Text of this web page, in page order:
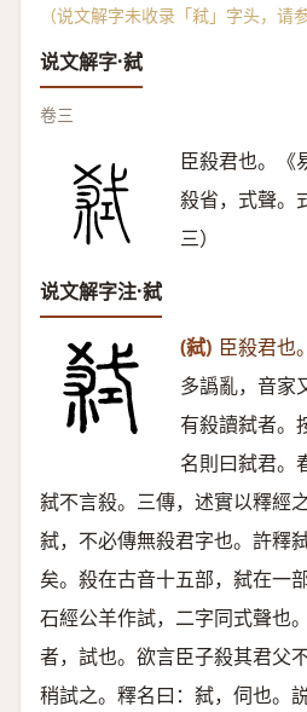
（说文解字未收录「弒」字头，请
说文解字·弑
卷三
臣殺君也。《
殺省，式聲
三）
说文解字注·弑
(弑) 臣殺君也。
多譌亂，音家
有殺讀弑者。
名則曰弑君。
弑不言殺。三傳，述實以釋經
弑，不必傳無殺君字也。許釋
矣。殺在古音十五部，弑在一
石經公羊作試，二字同式聲也
者，試也。欲言臣子殺其君父不
稍試之。釋名曰：弑，伺也。